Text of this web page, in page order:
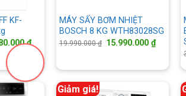
KF-
₫.
₫Giá
hiện
21.080.000 ₫.
MÁY SẤY BƠM NHIỆT
BOSCH 8 KG WTH83028SG
19.990.000₫ Giá
15.990.000₫Giá
hiện
Giảm giá!